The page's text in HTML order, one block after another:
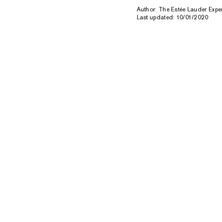
Author: The Estée Lauder
Last updated: 10/01/2020